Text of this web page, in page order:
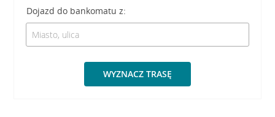
Dojazd do bankomatu z:
WYZNACZ TRASĘ